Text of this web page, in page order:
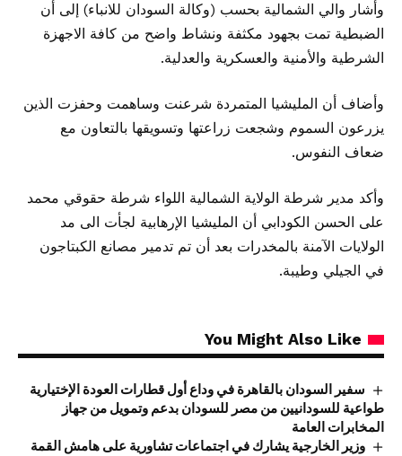
وأشار والي الشمالية بحسب (وكالة السودان للانباء) إلى أن
الضبطية تمت بجهود مكثفة ونشاط واضح من كافة الاجهزة
الشرطية والأمنية والعسكرية والعدلية.
وأضاف أن المليشيا المتمردة شرعنت وساهمت وحفزت الذين
يزرعون السموم وشجعت زراعتها وتسويقها بالتعاون مع
ضعاف النفوس.
وأكد مدير شرطة الولاية الشمالية اللواء شرطة حقوقي محمد
على الحسن الكودابي أن المليشيا الإرهابية لجأت الى مد
الولايات الآمنة بالمخدرات بعد أن تم تدمير مصانع الكبتاجون
في الجيلي وطيبة.
You Might Also Like
سفير السودان بالقاهرة في وداع أول قطارات العودة الإختيارية
طواعية للسودانيين من مصر للسودان بدعم وتمويل من جهاز
المخابرات العامة
وزير الخارجية يشارك في اجتماعات تشاورية على هامش القمة